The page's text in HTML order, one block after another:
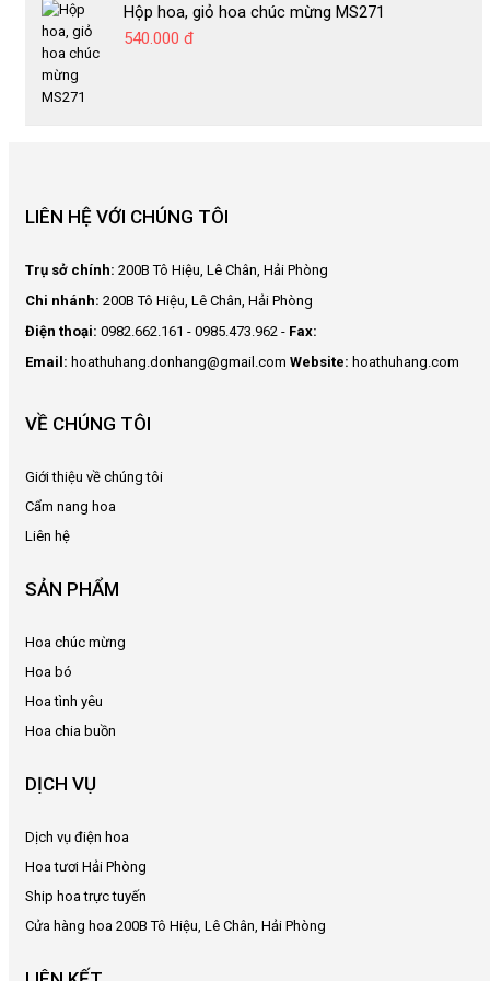
Bánh
vang
bông
Mỹ
phẩm
HOA
LIÊN
Hộp hoa, giỏ hoa chúc mừng MS271
540.000 đ
LIÊN HỆ VỚI CHÚNG TÔI
Trụ sở chính: 200B Tô Hiệu, Lê Chân, Hải Phòng
Chi nhánh: 200B Tô Hiệu, Lê Chân, Hải Phòng
Điện thoại: 0982.662.161 - 0985.473.962 - Fax:
Email: hoathuhang.donhang@gmail.com Website: hoathuhang.com
VỀ CHÚNG TÔI
Giới thiệu về chúng tôi
Cẩm nang hoa
Liên hệ
SẢN PHẨM
Hoa chúc mừng
Hoa bó
Hoa tình yêu
Hoa chia buồn
DỊCH VỤ
Dịch vụ điện hoa
Hoa tươi Hải Phòng
Ship hoa trực tuyến
Cửa hàng hoa 200B Tô Hiệu, Lê Chân, Hải Phòng